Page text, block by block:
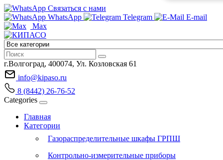
Связаться с нами
WhatsApp
Telegram
E-mail
Max
г.Волгоград, 400074, Ул. Козловская 61
info@kipaso.ru
8 (8442) 26-76-52
Categories
Главная
Категории
Газораспределительные шкафы ГРПШ
Контрольно-измерительные приборы